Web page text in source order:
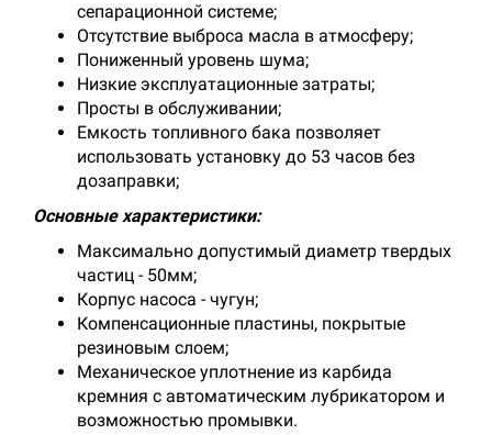
сепарационной системе;
Отсутствие выброса масла в атмосферу;
Пониженный уровень шума;
Низкие эксплуатационные затраты;
Просты в обслуживании;
Емкость топливного бака позволяет
использовать установку до 53 часов без
дозаправки;
Основные характеристики:
Максимально допустимый диаметр твердых
частиц - 50мм;
Корпус насоса - чугун;
Компенсационные пластины, покрытые
резиновым слоем;
Механическое уплотнение из карбида
кремния с автоматическим лубрикатором и
возможностью промывки.